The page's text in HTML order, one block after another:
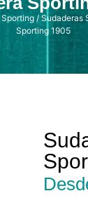
Sporting/ Sudaderas
Sporting 1905